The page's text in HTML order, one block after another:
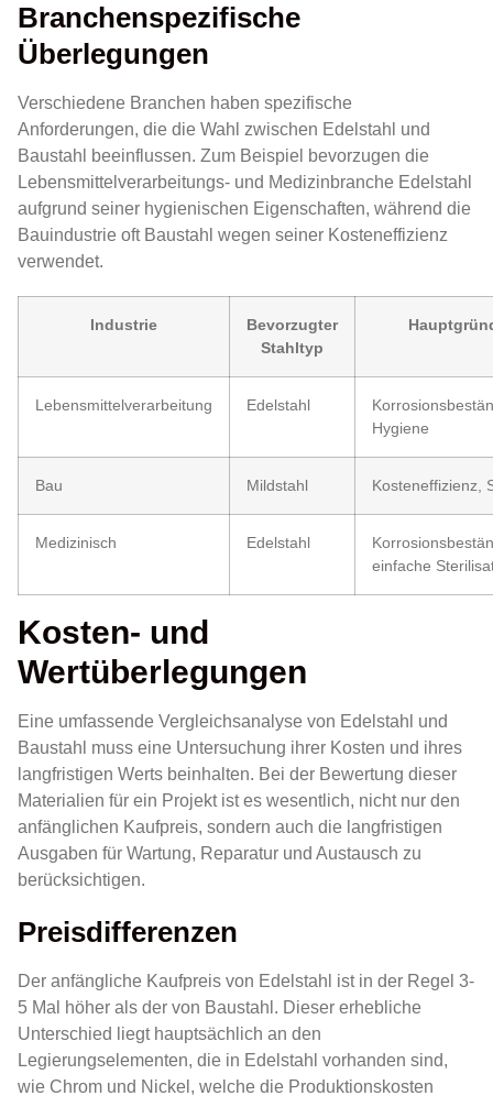
Branchenspezifische
Überlegungen
Verschiedene Branchen haben spezifische
Anforderungen, die die Wahl zwischen Edelstahl und
Baustahl beeinflussen. Zum Beispiel bevorzugen die
Lebensmittelverarbeitungs- und Medizinbranche Edelstahl
aufgrund seiner hygienischen Eigenschaften, während die
Bauindustrie oft Baustahl wegen seiner Kosteneffizienz
verwendet.
Industrie
Bevorzugter
Stahltyp
Lebensmittelverarbeitung Edelstahl
Hygiene
Bau Mildstahl Kosteneffizienz,
Medizinisch Edelstahl
einfache
Kosten- und
Wertüberlegungen
Eine umfassende Vergleichsanalyse von Edelstahl und
Baustahl muss eine Untersuchung ihrer Kosten und ihres
langfristigen Werts beinhalten. Bei der Bewertung dieser
Materialien für ein Projekt ist es wesentlich, nicht nur den
anfänglichen Kaufpreis, sondern auch die langfristigen
Ausgaben für Wartung, Reparatur und Austausch zu
berücksichtigen.
Preisdifferenzen
Der anfängliche Kaufpreis von Edelstahl ist in der Regel 3-
5 Mal höher als der von Baustahl. Dieser erhebliche
Unterschied liegt hauptsächlich an den
Legierungselementen, die in Edelstahl vorhanden sind,
wie Chrom und Nickel, welche die Produktionskosten